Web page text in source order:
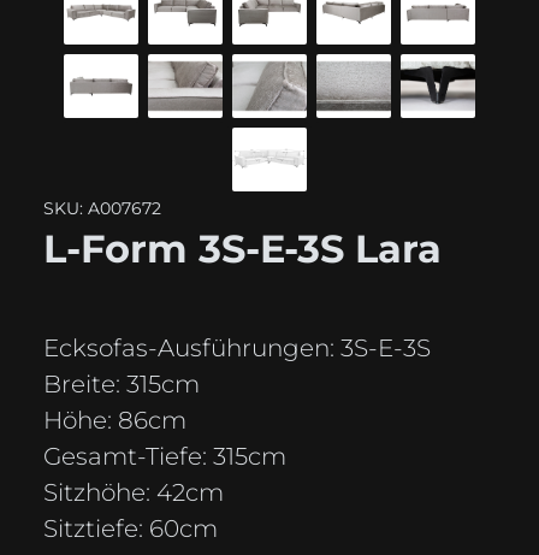
SKU: A007672
L-Form 3S-E-3S Lara
Ecksofas-Ausführungen: 3S-E-3S
Breite: 315cm
Höhe: 86cm
Gesamt-Tiefe: 315cm
Sitzhöhe: 42cm
Sitztiefe: 60cm